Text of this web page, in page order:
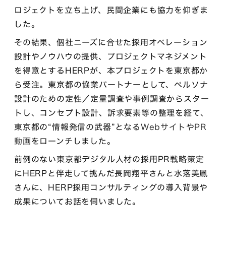
ロジェクトを立ち上げ、民間企業にも協力を仰ぎま
した。
その結果、個社ニーズに合せた採用オペレーション
設計やノウハウの提供、プロジェクトマネジメント
を得意とするHERPが、本プロジェクトを東京都か
ら受注。東京都の協業パートナーとして、ペルソナ
設計のための定性／定量調査や事例調査からスター
トし、コンセプト設計、訴求要素等の整理を経て、
東京都の“情報発信の武器”となるWebサイト やPR
動画をローンチしました。
前例のない東京都デジタル人材の採用PR戦略策定
にHERPと伴走して挑んだ長岡翔平さんと水落美鳳
さんに、HERP採用コンサルティングの導入背景や
成果についてお話を伺いました。